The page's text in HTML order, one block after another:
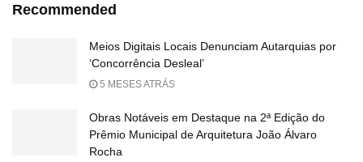
Recommended
Meios Digitais Locais Denunciam Autarquias por
‘Concorrência Desleal’
5 MESES ATRÁS
Obras Notáveis em Destaque na 2ª Edição do
Prêmio Municipal de Arquitetura João Álvaro
Rocha